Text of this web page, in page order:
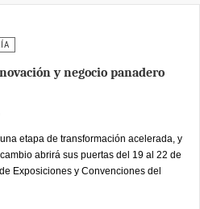
y negocio panadero
etapa de transformación acelerada, y
abrirá sus puertas del 19 al 22 de
Exposiciones y Convenciones del